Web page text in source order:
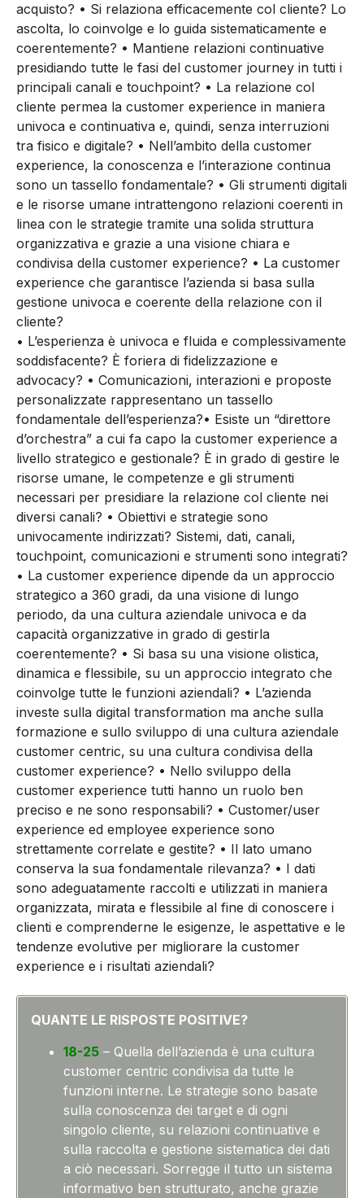
acquisto? • Si relaziona efficacemente col cliente? Lo
ascolta, lo coinvolge e lo guida sistematicamente e
coerentemente? • Mantiene relazioni continuative
presidiando tutte le fasi del customer journey in tutti i
principali canali e touchpoint? • La relazione col
cliente permea la customer experience in maniera
univoca e continuativa e, quindi, senza interruzioni
tra fisico e digitale? • Nell’ambito della customer
experience, la conoscenza e l’interazione continua
sono un tassello fondamentale? • Gli strumenti digitali
e le risorse umane intrattengono relazioni coerenti in
linea con le strategie tramite una solida struttura
organizzativa e grazie a una visione chiara e
condivisa della customer experience? • La customer
experience che garantisce l’azienda si basa sulla
gestione univoca e coerente della relazione con il
cliente?
• L’esperienza è univoca e fluida e complessivamente
soddisfacente? È foriera di fidelizzazione e
advocacy? • Comunicazioni, interazioni e proposte
personalizzate rappresentano un tassello
fondamentale dell’esperienza?• Esiste un “direttore
d’orchestra” a cui fa capo la customer experience a
livello strategico e gestionale? È in grado di gestire le
risorse umane, le competenze e gli strumenti
necessari per presidiare la relazione col cliente nei
diversi canali? • Obiettivi e strategie sono
univocamente indirizzati? Sistemi, dati, canali,
touchpoint, comunicazioni e strumenti sono integrati?
• La customer experience dipende da un approccio
strategico a 360 gradi, da una visione di lungo
periodo, da una cultura aziendale univoca e da
capacità organizzative in grado di gestirla
coerentemente? • Si basa su una visione olistica,
dinamica e flessibile, su un approccio integrato che
coinvolge tutte le funzioni aziendali? • L’azienda
investe sulla digital transformation ma anche sulla
formazione e sullo sviluppo di una cultura aziendale
customer centric, su una cultura condivisa della
customer experience? • Nello sviluppo della
customer experience tutti hanno un ruolo ben
preciso e ne sono responsabili? • Customer/user
experience ed employee experience sono
strettamente correlate e gestite? • Il lato umano
conserva la sua fondamentale rilevanza? • I dati
sono adeguatamente raccolti e utilizzati in maniera
organizzata, mirata e flessibile al fine di conoscere i
clienti e comprenderne le esigenze, le aspettative e le
tendenze evolutive per migliorare la customer
experience e i risultati aziendali?
QUANTE LE RISPOSTE POSITIVE?
18-25 – Quella dell’azienda è una cultura
customer centric condivisa da tutte le
funzioni interne. Le strategie sono basate
sulla conoscenza dei target e di ogni
singolo cliente, su relazioni continuative e
sulla raccolta e gestione sistematica dei dati
a ciò necessari. Sorregge il tutto un sistema
informativo ben strutturato, anche grazie